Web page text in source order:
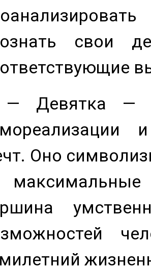
свои
— Девятка —
Оно